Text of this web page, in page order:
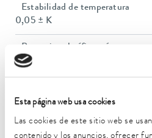
Esta página web usa cookies
Las cookies de este sitio web se
Estabilidad de temperatura
0,05 ± K
Potencia calorífica máx.
2,25 kW
3,3 kW